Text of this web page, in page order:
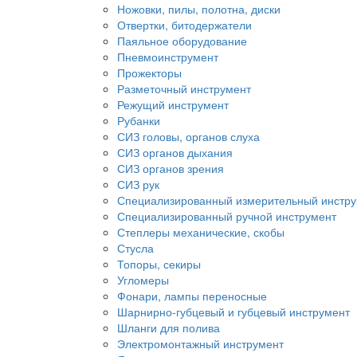
Ножовки, пилы, полотна, диски
Отвертки, битодержатели
Паяльное оборудование
Пневмоинструмент
Прожекторы
Разметочный инструмент
Режущий инструмент
Рубанки
СИЗ головы, органов слуха
СИЗ органов дыхания
СИЗ органов зрения
СИЗ рук
Специализированный измерительный
Специализированный ручной инструмент
Степлеры механические, скобы
Стусла
Топоры, секиры
Угломеры
Фонари, лампы переносные
Шарнирно-губцевый и губцевый инструмент
Шланги для полива
Электромонтажный инструмент